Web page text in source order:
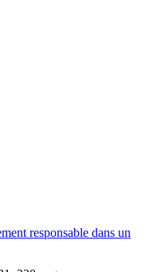
responsable dans un